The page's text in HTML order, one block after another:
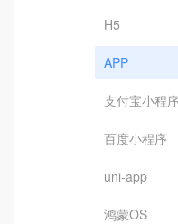
H5
APP
支付宝小程
百度小程序
uni-app
鸿蒙OS